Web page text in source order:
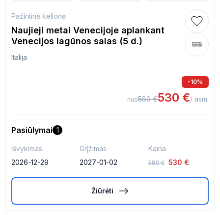
Pažintinė kelionė
Naujieji metai Venecijoje aplankant
Venecijos lagūnos salas (5 d.)
Italija
-10%
nuo589 €530 €/ asm.
Pasiūlymai 1
Išvykimas Grįžimas
Kaina
2026-12-29
2027-01-02 589 € 530 €
Žiūrėti